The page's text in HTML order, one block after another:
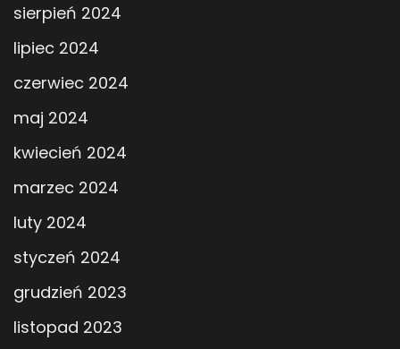
sierpień 2024
lipiec 2024
czerwiec 2024
maj 2024
kwiecień 2024
marzec 2024
luty 2024
styczeń 2024
grudzień 2023
listopad 2023